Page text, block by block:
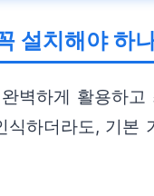
설치해야 하
벽하게 활용하
식하더라도, 기